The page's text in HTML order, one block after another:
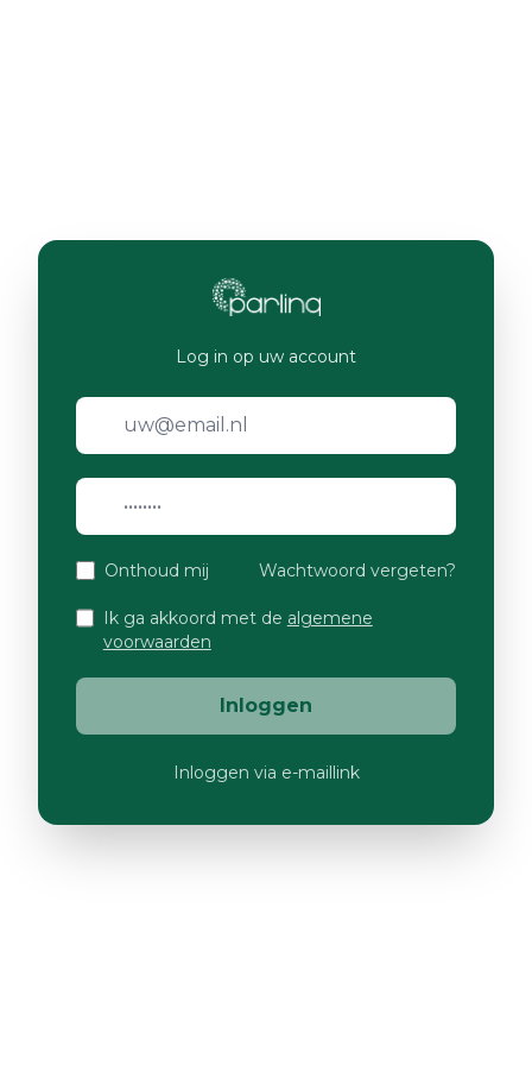
Log in op uw account
Onthoud mij Wachtwoord vergeten?
Ik ga akkoord met de algemene
voorwaarden
Inloggen
Inloggen via e-maillink